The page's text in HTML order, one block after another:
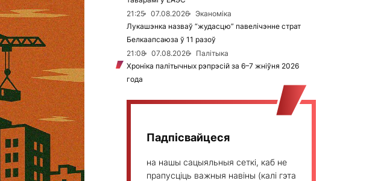
21:25
07.08.2026
Эканоміка
Лукашэнка назваў “жудасцю” павелічэнне страт
Белкаапсаюза ў 11 разоў
21:08
07.08.2026
Палітыка
Хроніка палітычных рэпрэсій за 6–7 жніўня 2026
года
Падпісвайцеся
на нашы сацыяльныя сеткі, каб не
прапусціць важныя навіны (калі гэта